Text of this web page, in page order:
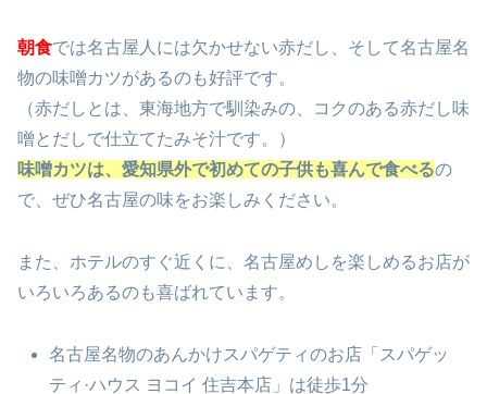
朝食では名古屋人には欠かせない赤だし、そして名古屋名
物の味噌カツがあるのも好評です。
（赤だしとは、東海地方で馴染みの、コクのある赤だし味
噌とだしで仕立てたみそ汁です。）
味噌カツは、愛知県外で初めての子供も喜んで食べるの
で、ぜひ名古屋の味をお楽しみください。
また、ホテルのすぐ近くに、名古屋めしを楽しめるお店が
いろいろあるのも喜ばれています。
名古屋名物のあんかけスパゲティのお店「スパゲッ
ティ·ハウス ヨコイ 住吉本店」は徒歩1分